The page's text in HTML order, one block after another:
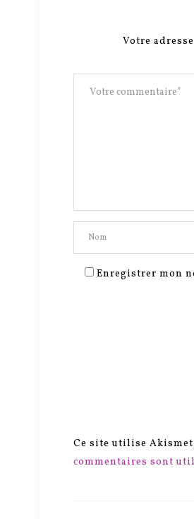
Votre
Enregistrer mon
Ce site utilise
commentaires sont